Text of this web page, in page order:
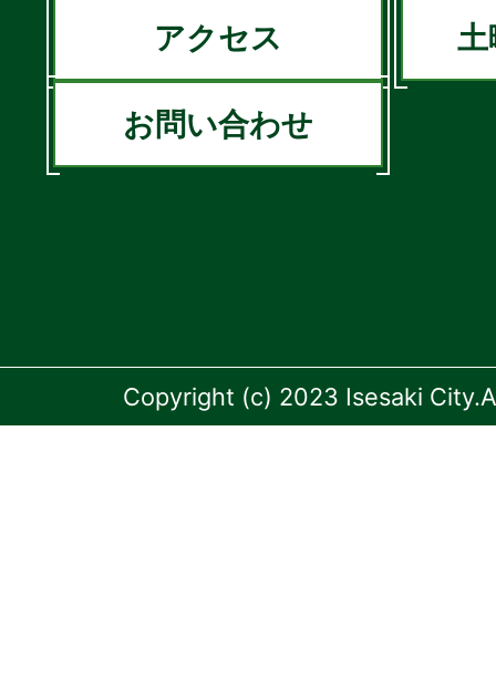
アクセス 土
お問い合わせ
Copyright (c) 2023 Isesaki